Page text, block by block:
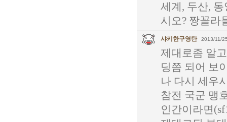
세계, 두산,
시오? 짱꼴라
샤키한구영탄 2013/11/
제대로좀 알
딩쯤 되어 보
나 다시 세우
참전 국군 맹
인간이라면